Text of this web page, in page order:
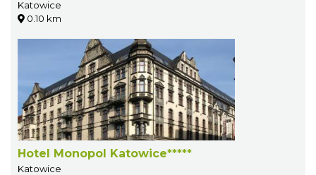
Katowice
0.10 km
Hotel Monopol Katowice*****
Katowice